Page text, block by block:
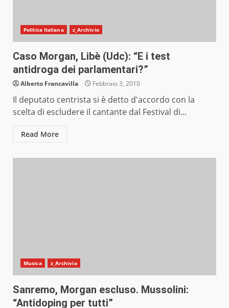
Politica Italiana z_Archivio
Caso Morgan, Libè (Udc): “E i test
antidroga dei parlamentari?”
Alberto Francavilla Febbraio 3, 2010
Il deputato centrista si è detto d'accordo con la
scelta di escludere il cantante dal Festival di...
Read More
Musica z_Archivio
Sanremo, Morgan escluso. Mussolini:
“Antidoping per tutti”